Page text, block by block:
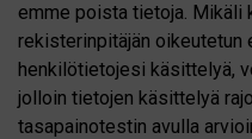
emme poista tietoja.
rekisterinpitäjän oikeutetun
henkilötietojesi käsittelyä,
jolloin tietojen käsittelyä
tasapainotestin avulla